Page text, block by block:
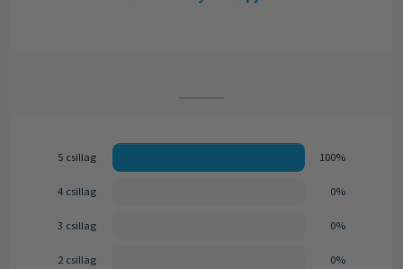
5 csillag 100%
4 csillag 0%
3 csillag 0%
2 csillag 0%